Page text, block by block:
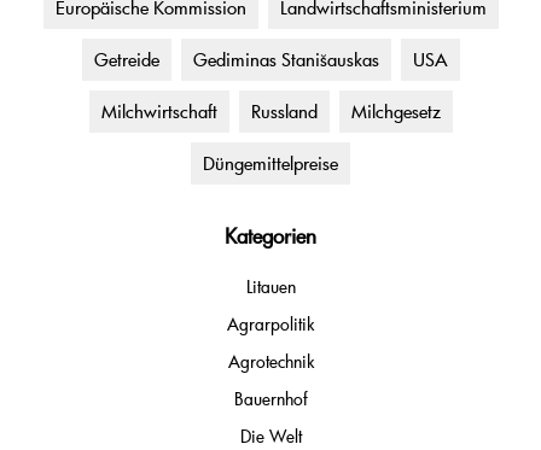
Europäische Kommission Landwirtschaftsministerium
Getreide Gediminas Stanišauskas USA
Milchwirtschaft Russland Milchgesetz
Düngemittelpreise
Kategorien
Litauen
Agrarpolitik
Agrotechnik
Bauernhof
Die Welt